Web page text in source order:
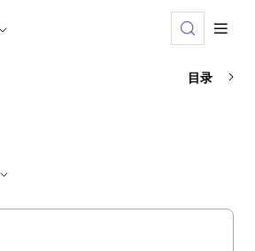
documentation index is
目录